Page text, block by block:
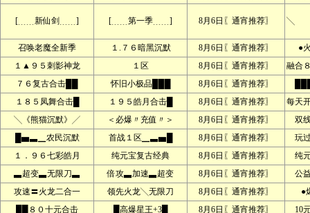
[﹍﹍新仙剑﹍﹍] [﹍﹍第一季﹍﹍] 8月6日〖通宵推荐〗 ╲
召唤老魔全新季 １.７６暗黑沉默 8月6日〖通宵推荐〗
●
１▲９５刺影神龙
１区 8月6日〖通宵推荐〗
融合
７６复古合击██
怀旧小极品███ 8月6日〖通宵推荐〗
１８５凤舞合击█
１９５皓月合击█ 8月6日〖通宵推荐〗
每天
╲《熊猫沉默》╱
＜必爆〃充值〃＞ 8月6日〖通宵推荐〗
双
█▅▃▁农民沉默
首战１区▁▃▅█ 8月6日〖通宵推荐〗
玩
１．９６七彩皓月
纯元宝复古经典 8月6日〖通宵推荐〗
纯
▃超变▃无限刀▃
倍攻▃加速▃超变 8月6日〖通宵推荐〗
公
攻速〓火龙二合一
领先火龙╲无限刀 8月6日〖通宵推荐〗
●
██８０十元合击
█高爆星王+3█ 8月6日〖通宵推荐〗 10